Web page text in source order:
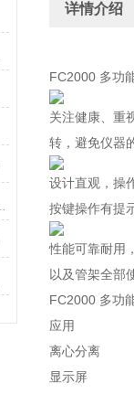
详情介绍
FC2000 多功
关注健康、重
转，避免仪器
设计直观，操
按键操作有提
性能可靠耐用
以及管架全部
FC2000 多功
应用
离心分离
显示屏